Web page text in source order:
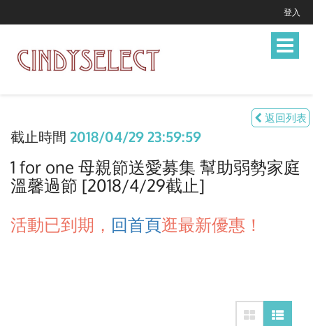
登入
Toggle
返回列表
截止時間 2018/04/29 23:59:59
1 for one 母親節送愛募集 幫助弱勢家庭
溫馨過節 [2018/4/29截止]
活動已到期， 回首頁逛最新優惠！